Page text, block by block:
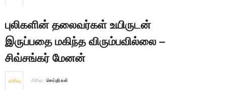
புலிகளின் தலைவர்கள் உயிருடன்
இருப்பதை மகிந்த விரும்பவில்லை –
சிவ்சங்கர் மேனன்
விரிவு பிரிவு: செய்திகள்